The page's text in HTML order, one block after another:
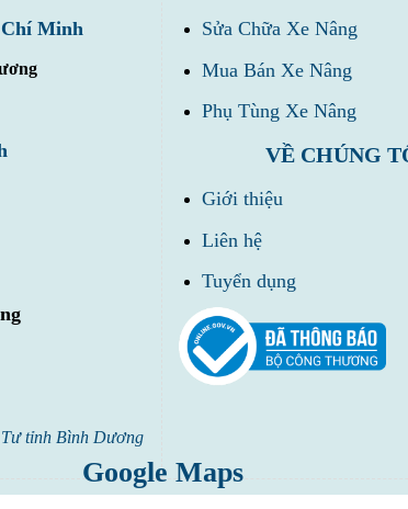
Minh
tỉnh Bình Dương
Sửa Chữa Xe Nâng
Mua Bán Xe Nâng
Phụ Tùng Xe Nâng
VỀ CHÚNG
Giới thiệu
Liên hệ
Tuyển dụng
Google Maps